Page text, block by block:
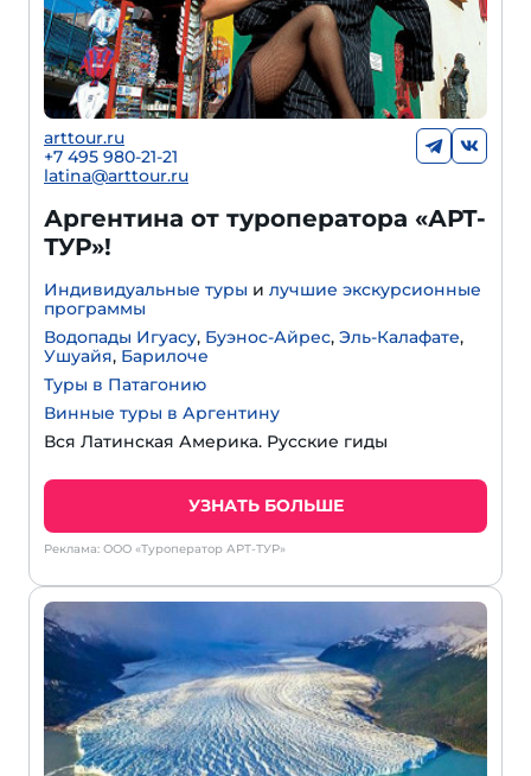
arttour.ru
+7 495 980-21-21
latina@arttour.ru
Аргентина от туроператора «АРТ-
ТУР»!
Индивидуальные туры и лучшие экскурсионные
программы
Водопады Игуасу, Буэнос-Айрес, Эль-Калафате,
Ушуайя, Барилоче
Туры в Патагонию
Винные туры в Аргентину
Вся Латинская Америка. Русские гиды
УЗНАТЬ БОЛЬШЕ
Реклама: ООО «Туроператор АРТ-ТУР»